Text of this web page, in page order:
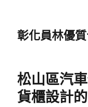
彰化員林優
松山區汽
貨櫃設計